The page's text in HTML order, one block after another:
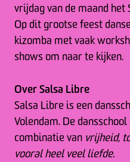
vrijdag van de maand het
Op dit grootse feest
kizomba met vaak
shows om naar te kijken.
Over Salsa Libre
Salsa Libre is een
Volendam. De
combinatie van vrijheid,
vooral heel veel liefde.